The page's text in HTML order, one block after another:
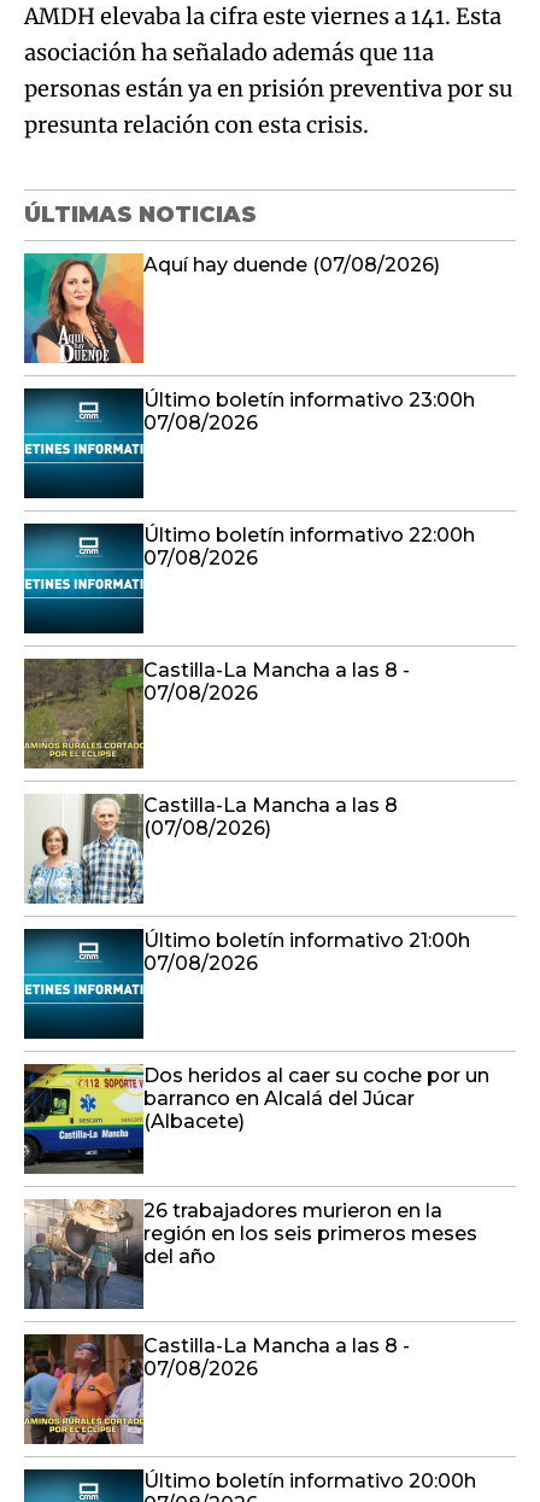
AMDH elevaba la cifra este viernes a 141. Esta
asociación ha señalado además que 11a
personas están ya en prisión preventiva por su
presunta relación con esta crisis.
ÚLTIMAS NOTICIAS
Aquí hay duende (07/08/2026)
Último boletín informativo 23:00h
07/08/2026
Último boletín informativo 22:00h
07/08/2026
Castilla-La Mancha a las 8 -
07/08/2026
Castilla-La Mancha a las 8
(07/08/2026)
Último boletín informativo 21:00h
07/08/2026
Dos heridos al caer su coche por un
barranco en Alcalá del Júcar
(Albacete)
26 trabajadores murieron en la
región en los seis primeros meses
del año
Castilla-La Mancha a las 8 -
07/08/2026
Último boletín informativo 20:00h